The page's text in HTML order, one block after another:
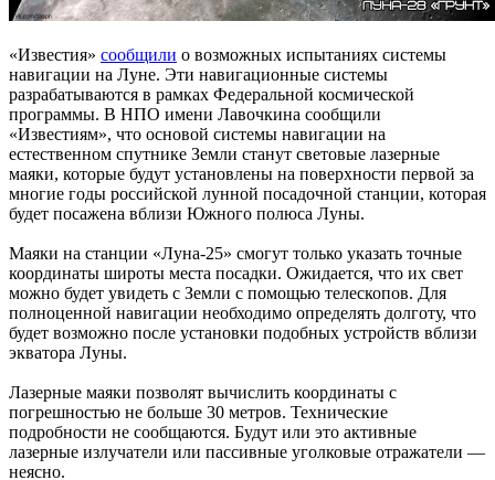
«Известия» сообщили о возможных испытаниях системы
навигации на Луне. Эти навигационные системы
разрабатываются в рамках Федеральной космической
программы. В НПО имени Лавочкина сообщили
«Известиям», что основой системы навигации на
естественном спутнике Земли станут световые лазерные
маяки, которые будут установлены на поверхности первой за
многие годы российской лунной посадочной станции, которая
будет посажена вблизи Южного полюса Луны.
Маяки на станции «Луна-25» смогут только указать точные
координаты широты места посадки. Ожидается, что их свет
можно будет увидеть с Земли с помощью телескопов. Для
полноценной навигации необходимо определять долготу, что
будет возможно после установки подобных устройств вблизи
экватора Луны.
Лазерные маяки позволят вычислить координаты с
погрешностью не больше 30 метров. Технические
подробности не сообщаются. Будут или это активные
лазерные излучатели или пассивные уголковые отражатели —
неясно.